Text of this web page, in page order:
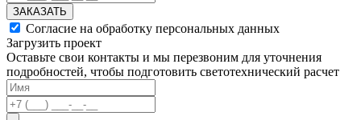
ЗАКАЗАТЬ
Согласие на обработку персональных данных
Загрузить проект
Оставьте свои контакты и мы перезвоним для уточнения
подробностей, чтобы подготовить светотехнический расчет